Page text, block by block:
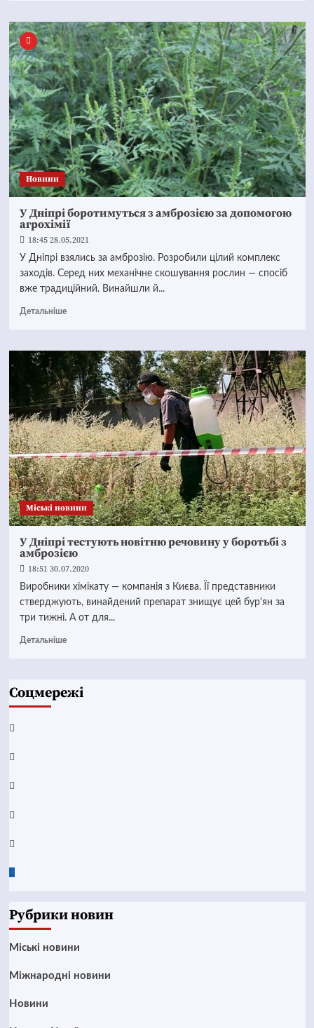
Новини
У Дніпрі боротимуться з амброзією за допомогою
агрохімії
18:45 28.05.2021
У Дніпрі взялись за амброзію. Розробили цілий комплекс
заходів. Серед них механічне скошування рослин — спосіб
вже традиційний. Винайшли й...
Детальніше
Mіські новини
У Дніпрі тестують новітню речовину у боротьбі з
амброзією
18:51 30.07.2020
Виробники хімікату — компанія з Києва. Її представники
стверджують, винайдений препарат знищує цей бур'ян за
три тижні. А от для...
Детальніше
Соцмережі
Facebook
YouTube
Telegram
Instagram
Twitter
Google
Рубрики новин
Mіські новини
Міжнародні новини
Новини